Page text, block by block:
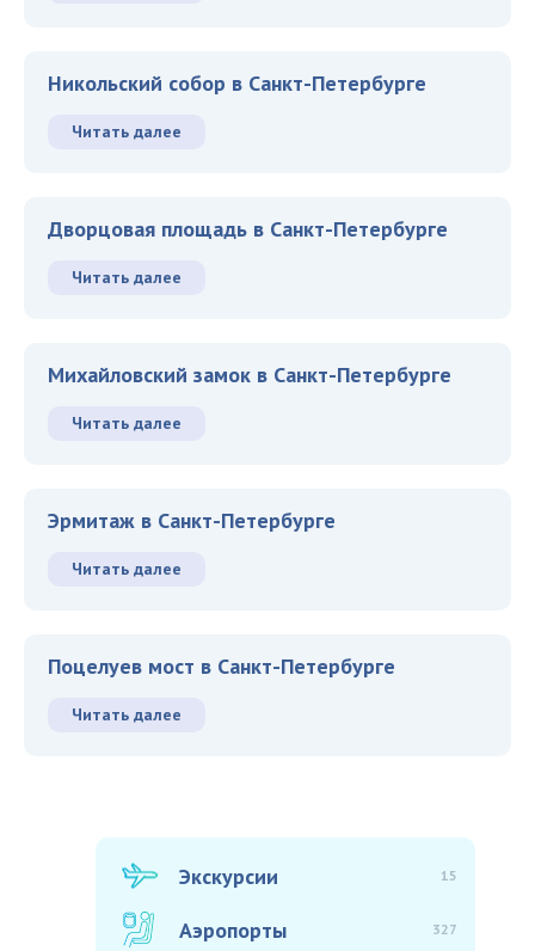
Никольский собор в Санкт-Петербурге
Читать далее
Дворцовая площадь в Санкт-Петербурге
Читать далее
Михайловский замок в Санкт-Петербурге
Читать далее
Эрмитаж в Санкт-Петербурге
Читать далее
Поцелуев мост в Санкт-Петербурге
Читать далее
Экскурсии 15
Аэропорты 327